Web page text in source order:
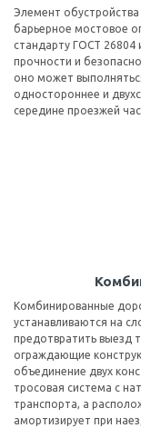
Элемент
барьерное мостовое
стандарту ГОСТ 26804
прочности и
оно может
одностороннее и
середине проезжей
Комбинированные
устанавливаются на
предотвратить выезд
ограждающие
объединение двух
тросовая система с
транспорта, а
амортизирует при